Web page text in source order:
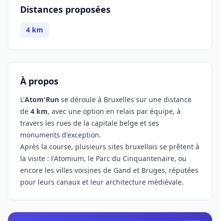
Distances proposées
4 km
À propos
L'Atom'Run se déroule à Bruxelles sur une distance
de 4 km, avec une option en relais par équipe, à
travers les rues de la capitale belge et ses
monuments d'exception.
Après la course, plusieurs sites bruxellois se prêtent à
la visite : l'Atomium, le Parc du Cinquantenaire, ou
encore les villes voisines de Gand et Bruges, réputées
pour leurs canaux et leur architecture médiévale.